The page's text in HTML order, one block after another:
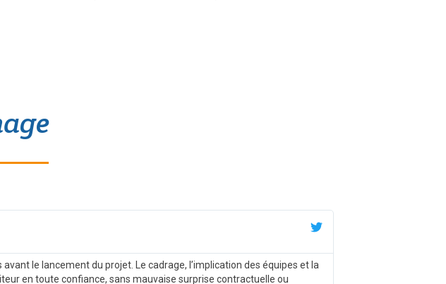
le lancement du projet. Le cadrage, l’implication des équipes et la
en toute confiance, sans mauvaise surprise contractuelle ou